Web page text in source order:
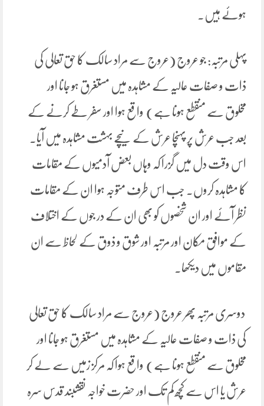
ہوئے ہیں۔
پہلی مرتبہ: جو عروج (عروج سے مراد سالک کا حق تعالی کی
ذات و صفات عالیہ کے مشاہدہ میں مستغرق ہو جانا اور
مخلوق سے منقطع ہونا ہے) واقع ہوا اور سفر طے کرنے کے
بعد جب عرش پر پہنچا عرش کے نیچے بہشت مشاہدہ میں آیا۔
اس وقت دل میں گزرا کہ وہاں بعض آدمیوں کے مقامات
کا مشاہدہ کروں۔ جب اس طرف متوجہ ہوا ان کے مقامات
نظر آئے اور ان شخصوں کو بھی ان کے در جوں کے اختلاف
کے موافق مکان اور مرتبہ اور شوق و ذوق کے لحاظ سے ان
مقاموں میں دیکھا۔
دوسری مرتبہ پھر عروج (عروج سے مراد سالک کا حق تعالی
کی ذات و صفات عالیہ کے مشاہدہ میں مستغرق ہو جانا اور
مخلوق سے منقطع ہونا ہے) واقع ہوا کہ مرکز زمیں سے لے کر
عرش یا اس سے کچھ کم تک اور حضرت خواجہ نقشبند قدس سرہ